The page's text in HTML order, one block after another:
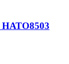
НАТО8503